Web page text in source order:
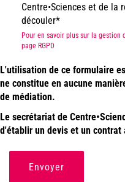
Centre•Sciences et de
découler
Pour en savoir plus sur la gestion
page RGPD
L'utilisation de ce formulaire
ne constitue en aucune
de médiation.
Le secrétariat de
d'établir un devis et un
Envoyer